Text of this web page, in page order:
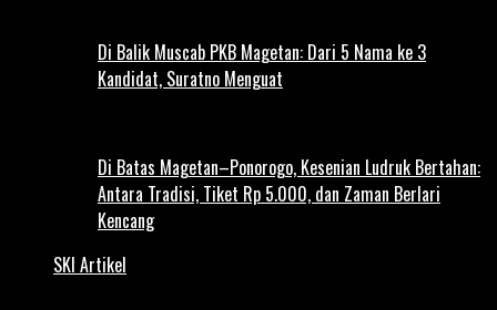
Di Balik Muscab PKB Magetan: Dari 5 Nama ke 3
Kandidat, Suratno Menguat
Di Batas Magetan–Ponorogo, Kesenian Ludruk Bertahan:
Antara Tradisi, Tiket Rp 5.000, dan Zaman Berlari
Kencang
SKI Artikel